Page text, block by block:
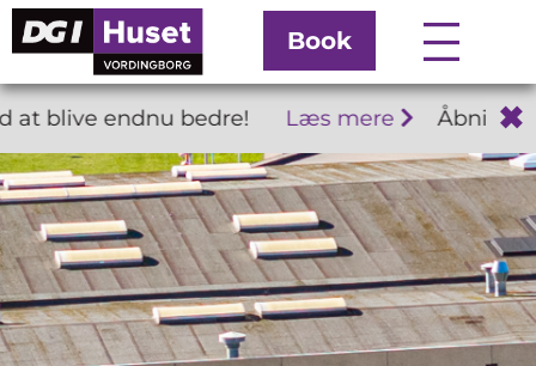
Book
endnu bedre! Læs mere Åbningstider✖